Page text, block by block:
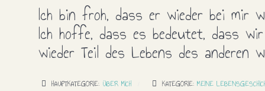
Ich bin froh, dass er wieder bei mir
Ich hoffe, dass es bedeutet, dass
wieder Teil des Lebens des anderen
HAUPTKATEGORIE: ÜBER MICH KATEGORIE: MEINE